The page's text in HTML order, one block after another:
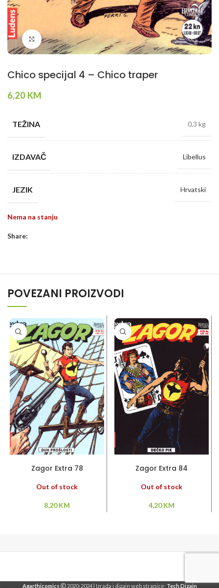
Klikni da povečaš
Chico specijal 4 – Chico traper
6,20 KM
TEŽINA 0,3 kg
IZDAVAČ Libellus
JEZIK Hrvatski
Nema na stanju
Share:
POVEZANI PROIZVODI
Zagor Extra 78
Out of stock
8,20KM
Zagor Extra 84
Out of stock
4,20KM
Agarthicomics 2020-2024 | Izrada i dizajn web stranice: Tech Dizajn